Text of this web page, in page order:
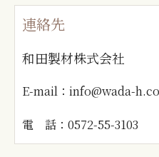
連絡先
和田製材株式会社
E-mail： info@wada-
電 話： 0572-55-3103